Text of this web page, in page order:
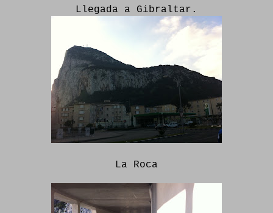
Llegada a Gibraltar.
La Roca